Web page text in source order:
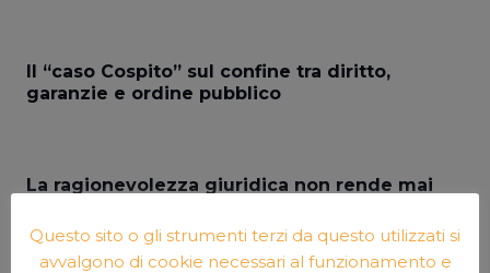
Il “caso Cospito” sul confine tra diritto,
garanzie e ordine pubblico
La ragionevolezza giuridica non rende mai
Questo sito o gli strumenti terzi da questo utilizzati si
avvalgono di cookie necessari al funzionamento e